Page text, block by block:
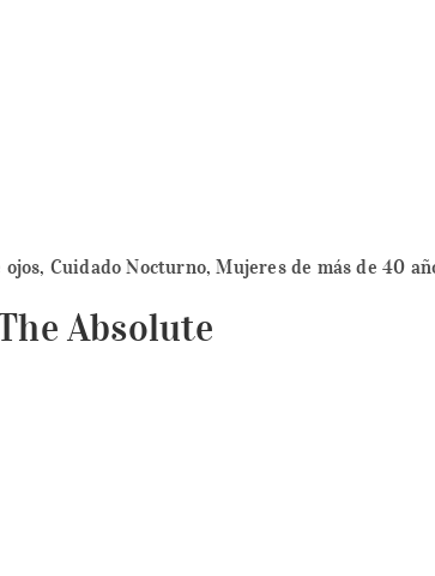
ojos, Cuidado Nocturno,Mujeres de más de 40
Absolute